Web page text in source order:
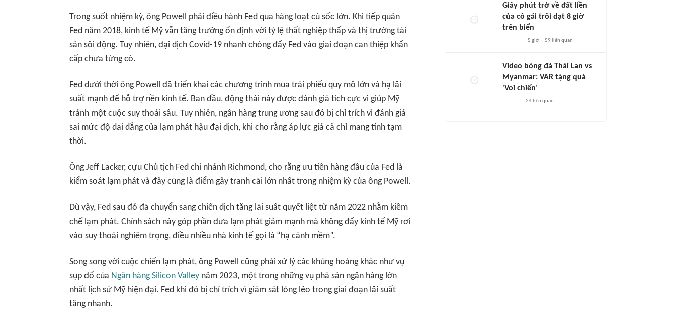
Trong suốt nhiệm kỳ, ông Powell phải điều hành Fed qua hàng loạt cú sốc lớn. Khi tiếp quản
Fed năm 2018, kinh tế Mỹ vẫn tăng trưởng ổn định với tỷ lệ thất nghiệp thấp và thị trường tài
sản sôi động. Tuy nhiên, đại dịch Covid-19 nhanh chóng đẩy Fed vào giai đoạn can thiệp khẩn
cấp chưa từng có.
Fed dưới thời ông Powell đã triển khai các chương trình mua trái phiếu quy mô lớn và hạ lãi
suất mạnh để hỗ trợ nền kinh tế. Ban đầu, động thái này được đánh giá tích cực vì giúp Mỹ
tránh một cuộc suy thoái sâu. Tuy nhiên, ngân hàng trung ương sau đó bị chỉ trích vì đánh giá
sai mức độ dai dẳng của lạm phát hậu đại dịch, khi cho rằng áp lực giá cả chỉ mang tính tạm
thời.
Ông Jeff Lacker, cựu Chủ tịch Fed chi nhánh Richmond, cho rằng ưu tiên hàng đầu của Fed là
kiểm soát lạm phát và đây cũng là điểm gây tranh cãi lớn nhất trong nhiệm kỳ của ông Powell.
Dù vậy, Fed sau đó đã chuyển sang chiến dịch tăng lãi suất quyết liệt từ năm 2022 nhằm kiềm
chế lạm phát. Chính sách này góp phần đưa lạm phát giảm mạnh mà không đẩy kinh tế Mỹ rơi
vào suy thoái nghiêm trọng, điều nhiều nhà kinh tế gọi là “hạ cánh mềm”.
Song song với cuộc chiến lạm phát, ông Powell cũng phải xử lý các khủng hoảng khác như vụ
sụp đổ của Ngân hàng Silicon Valley năm 2023, một trong những vụ phá sản ngân hàng lớn
nhất lịch sử Mỹ hiện đại. Fed khi đó bị chỉ trích vì giám sát lỏng lẻo trong giai đoạn lãi suất
tăng nhanh.
Giây phút trở về đất liền
của cô gái trôi dạt 8 giờ
trên biển
5 giờ 59 liên quan
Video bóng đá Thái Lan vs
Myanmar: VAR tặng quà
'Voi chiến'
24liên quan